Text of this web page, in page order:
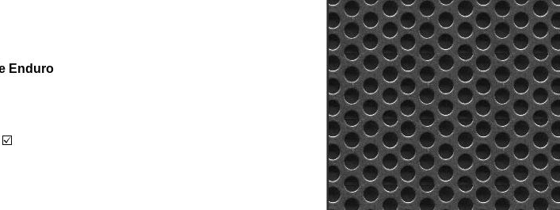
Enduro
☑️